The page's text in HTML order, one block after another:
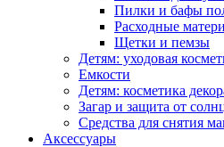
Пилки и бафы
Расходные
Щетки и пемзы
Детям: уходовая
Емкости
Детям: косметика
Загар и защита от
Средства для снятия
Аксессуары